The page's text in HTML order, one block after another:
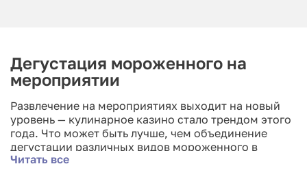
Дегустация мороженного на
мероприятии
Развлечение на мероприятиях выходит на новый
уровень — кулинарное казино стало трендом этого
года. Что может быть лучше, чем объединение
дегустации различных видов мороженного в
казино формате с фан ставками. В игре сможет
Читать все